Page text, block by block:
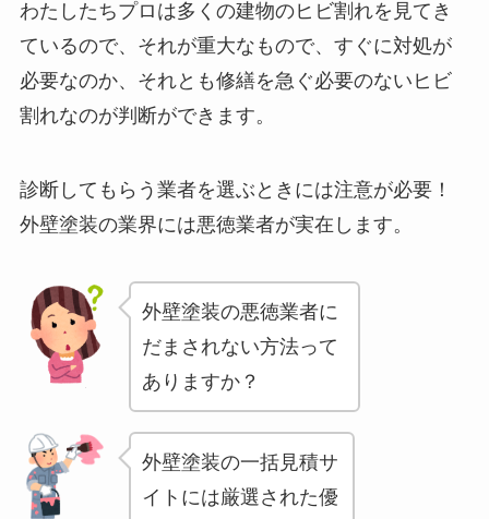
わたしたちプロは多くの建物のヒビ割れを見てき
ているので、それが重大なもので、すぐに対処が
必要なのか、それとも修繕を急ぐ必要のないヒビ
割れなのが判断ができます。
診断してもらう業者を選ぶときには注意が必要！
外壁塗装の業界には悪徳業者が実在します。
外壁塗装の悪徳業者に
だまされない方法って
ありますか？
外壁塗装の一括見積サ
イトには厳選された優